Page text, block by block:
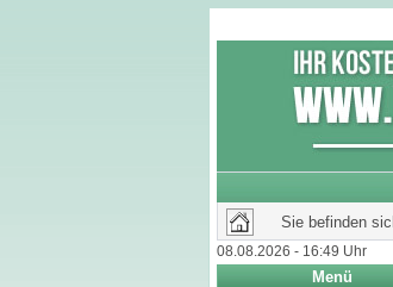
Sie befinden
08.08.2026 - 16:49 Uhr
Menü